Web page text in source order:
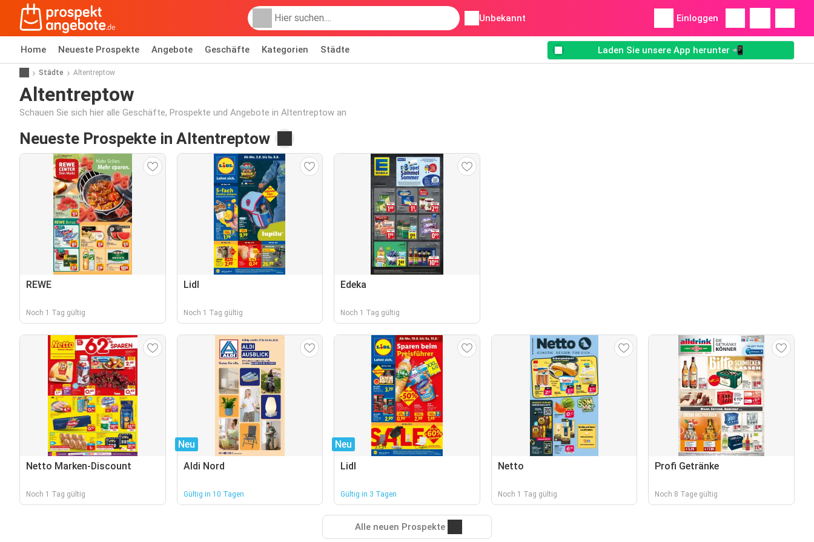
Unbekannt Einloggen
Home Neueste Prospekte Angebote Geschäfte Kategorien Städte Laden Sie unsere App herunter 📲
Städte Altentreptow
Altentreptow
Schauen Sie sich hier alle Geschäfte, Prospekte und Angebote in Altentreptow an
Neueste Prospekte in Altentreptow
REWE
Noch 1 Tag gültig
Lidl
Noch 1 Tag gültig
Edeka
Noch 1 Tag gültig
Netto Marken-Discount
Noch 1 Tag gültig
Neu
Aldi Nord
Gültig in 10 Tagen
Neu
Lidl
Gültig in 3 Tagen
Netto
Noch 1 Tag gültig
Profi Getränke
Noch 8 Tage gültig
Alle neuen Prospekte